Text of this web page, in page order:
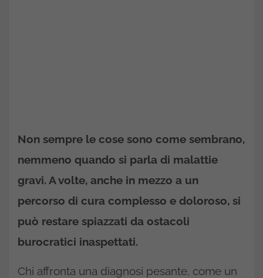
Non sempre le cose sono come sembrano,
nemmeno quando si parla di malattie
gravi. A volte, anche in mezzo a un
percorso di cura complesso e doloroso, si
può restare spiazzati da ostacoli
burocratici inaspettati.
Chi affronta una diagnosi pesante, come un